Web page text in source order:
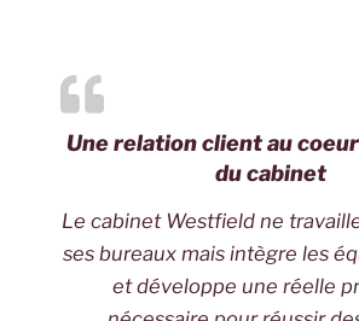
Une relation client au
du cabinet
Le cabinet Westfield ne
ses bureaux mais intègre les
et développe une réelle